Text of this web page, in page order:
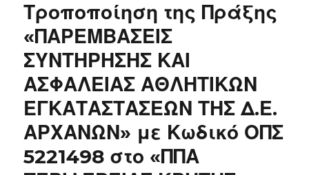
Τροποποίηση της Πράξης
«ΠΑΡΕΜΒΑΣΕΙΣ
ΣΥΝΤΗΡΗΣΗΣ ΚΑΙ
ΑΣΦΑΛΕΙΑΣ ΑΘΛΗΤΙΚΩΝ
ΕΓΚΑΤΑΣΤΑΣΕΩΝ ΤΗΣ Δ.Ε.
ΑΡΧΑΝΩΝ» με Κωδικό ΟΠΣ
5221498 στο «ΠΠΑ